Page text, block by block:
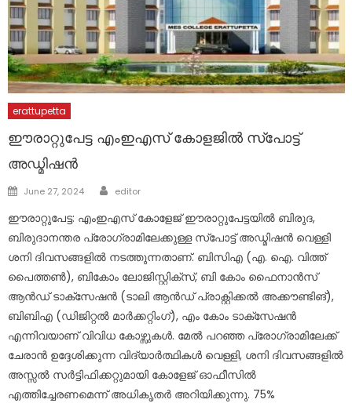
erattupetta
ഈരാറ്റുപേട്ട എംഇഎസ് കോളജിൽ സ്പോട്ട്
അഡ്മിഷൻ
Posted
June 27, 2024 Author
editor
ഈരാറ്റുപേട്ട: എംഇഎസ് കോളേജ് ഈരാറ്റുപേട്ടയിൽ ബിരുദ,
ബിരുദാനന്തര പ്രോഗ്രാമിലേക്കുള്ള സ്പോട്ട് അഡ്മിഷൻ വെള്ളി
ശനി ദിവസങ്ങളിൽ നടത്തുന്നതാണ്. ബിസിഎ (എ. ഐ. വിത്ത്
പൈത്തൺ), ബികോം ലോജിസ്റ്റിക്സ്, ബി കോം ഫൈനാൻസ്
ആൻഡ് ടാക്സേഷൻ (ടാലി ആൻഡ് പ്രാക്റ്റിക്കൽ അക്കൗണ്ടിങ്),
ബിബിഎ (ഡിജിറ്റൽ മാർക്കറ്റിംഗ്), എം കോം ടാക്സേഷൻ
എന്നിവയാണ് വിവിധ കോഴ്സുകൾ. മേൽ പറഞ്ഞ പ്രോഗ്രാമിലേക്ക്
ചേരാൻ ഉദ്ദേശിക്കുന്ന വിദ്യാർത്ഥികൾ വെള്ളി, ശനി ദിവസങ്ങളിൽ
അസ്സൽ സർട്ടിഫിക്കറ്റുമായി കോളേജ് ഓഫീസിൽ
എത്തിച്ചേരണമെന്ന് അധികൃതർ അറിയിക്കുന്നു. 75%